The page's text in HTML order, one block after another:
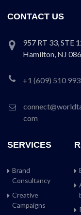
CONTACT US
957 RT 33, STE
Hamilton, NJ
+1 (609) 510
com
SERVICES
Brand
Consultancy
Creative
Campaigns